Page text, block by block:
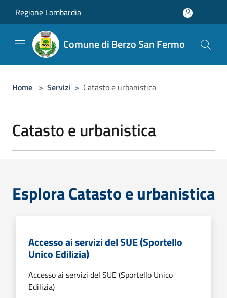
Regione Lombardia
Comune di Berzo San Fermo
Home > Servizi > Catasto e urbanistica
Catasto e urbanistica
Esplora Catasto e urbanistica
Accesso ai servizi del SUE (Sportello
Unico Edilizia)
Accesso ai servizi del SUE (Sportello Unico
Edilizia)